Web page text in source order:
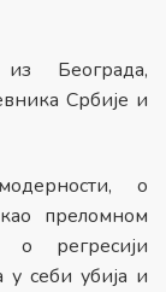
Београда,
Србије и
о
преломном
о регресији
у себи убија и